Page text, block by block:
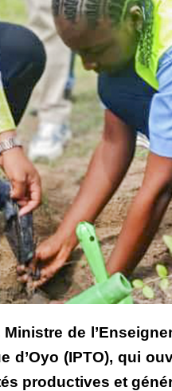
de
(IPTO), qui
productives et